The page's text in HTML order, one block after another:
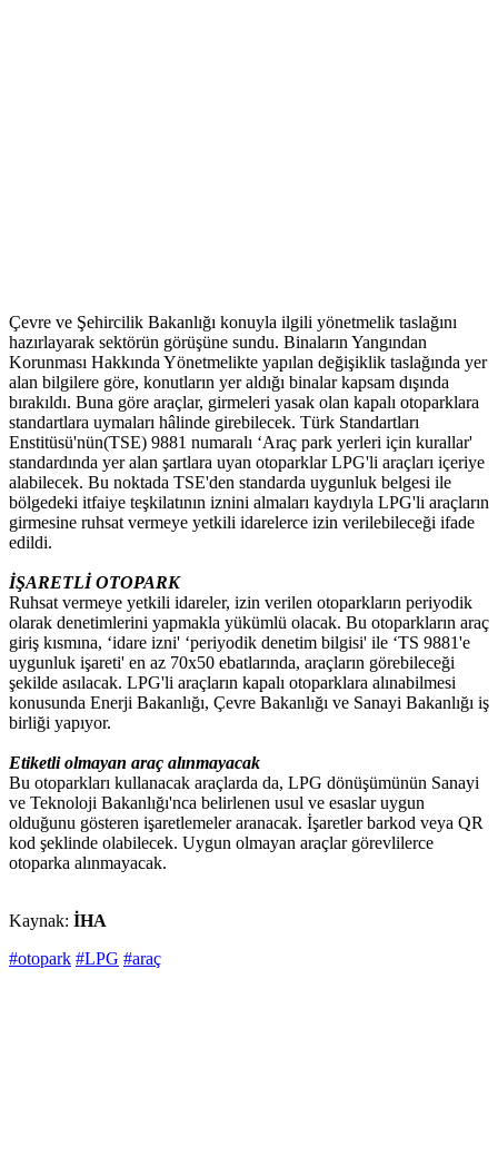
Çevre ve Şehircilik Bakanlığı konuyla ilgili yönetmelik taslağını
hazırlayarak sektörün görüşüne sundu. Binaların Yangından
Korunması Hakkında Yönetmelikte yapılan değişiklik taslağında yer
alan bilgilere göre, konutların yer aldığı binalar kapsam dışında
bırakıldı. Buna göre araçlar, girmeleri yasak olan kapalı otoparklara
standartlara uymaları hâlinde girebilecek. Türk Standartları
Enstitüsü'nün(TSE) 9881 numaralı ‘Araç park yerleri için kurallar'
standardında yer alan şartlara uyan otoparklar LPG'li araçları içeriye
alabilecek. Bu noktada TSE'den standarda uygunluk belgesi ile
bölgedeki itfaiye teşkilatının iznini almaları kaydıyla LPG'li araçların
girmesine ruhsat vermeye yetkili idarelerce izin verilebileceği ifade
edildi.
İŞARETLİ OTOPARK
Ruhsat vermeye yetkili idareler, izin verilen otoparkların periyodik
olarak denetimlerini yapmakla yükümlü olacak. Bu otoparkların araç
giriş kısmına, ‘idare izni' ‘periyodik denetim bilgisi' ile ‘TS 9881'e
uygunluk işareti' en az 70x50 ebatlarında, araçların görebileceği
şekilde asılacak. LPG'li araçların kapalı otoparklara alınabilmesi
konusunda Enerji Bakanlığı, Çevre Bakanlığı ve Sanayi Bakanlığı iş
birliği yapıyor.
Etiketli olmayan araç alınmayacak
Bu otoparkları kullanacak araçlarda da, LPG dönüşümünün Sanayi
ve Teknoloji Bakanlığı'nca belirlenen usul ve esaslar uygun
olduğunu gösteren işaretlemeler aranacak. İşaretler barkod veya QR
kod şeklinde olabilecek. Uygun olmayan araçlar görevlilerce
otoparka alınmayacak.
Kaynak: İHA
#otopark #LPG #araç